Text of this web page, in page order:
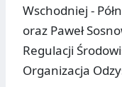
Wschodniej -
oraz Paweł
Regulacji
Organizacja